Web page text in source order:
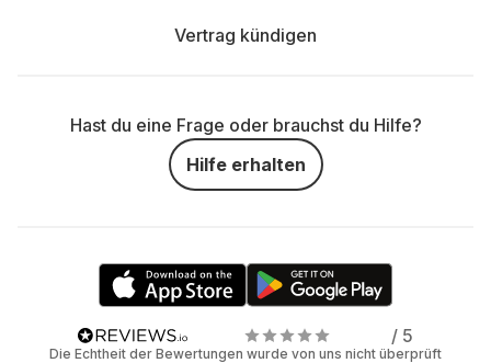
Vertrag kündigen
Hast du eine Frage oder brauchst du Hilfe?
Hilfe erhalten
/ 5
Die Echtheit der Bewertungen wurde von uns nicht überprüft